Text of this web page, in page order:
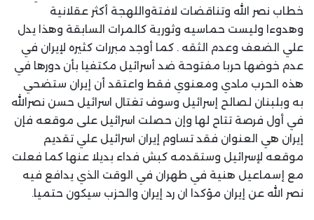
خطاب نصر الله وتناقضات لافتةواللهجة أكثر عقلانية
وهدوءا وليست حماسيه وثورية كالمرات السابقة وهذا يدل
علي الضعف وعدم الثقه . كما أوجد مبررات كثيره لإيران في
عدم خوضها حربا مفتوحة ضد أسرائيل مكتفيا بأن دورها في
هذه الحرب مادي ومعنوي فقط واعتقد أن إيران ستضحي
به وبلبنان لصالح إسرائيل وسوف تغتال اسرائيل حسن نصرالله
في أول فرصة تتاح لها وإن حصلت اسرائيل على موقعه فإن
إيران هي العنوان فقد تساوم إيران اسرائيل علي تقديم
موقعه لإسرائيل وستقدمه كبش فداء بديلا عنها كما فعلت
مع إسماعيل هنية في طهران في الوقت الذي يدافع فيه
نصر الله عن إيران مؤكدا ان رد إيران والحزب سيكون حتميا.